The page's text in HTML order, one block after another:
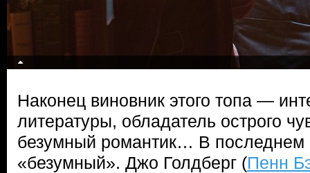
Наконец виновник этого топа —
литературы, обладатель острого
безумный романтик… В последнем
«безумный». Джо Голдберг (Пенн